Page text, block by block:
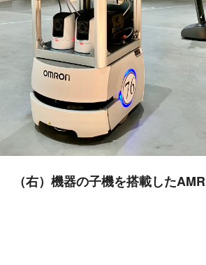
（右）機器の子機を搭載したAMR